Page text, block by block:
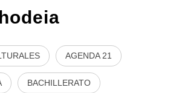
AGENDA 21
BACHILLERATO